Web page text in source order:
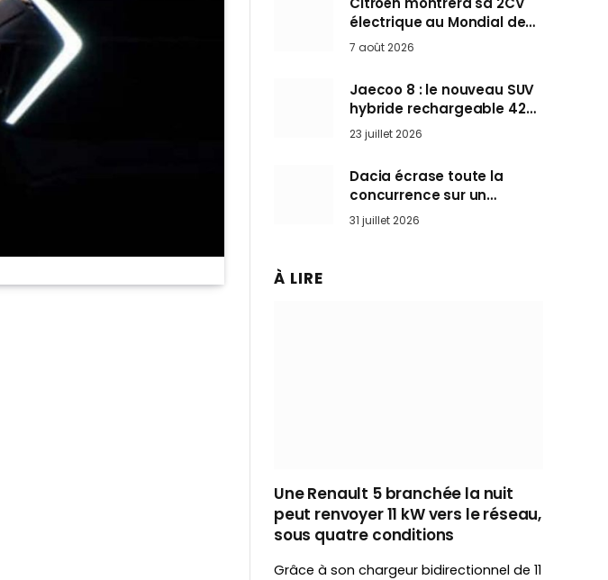
électrique au Mondial de
Paris pendant que BMW et
7 août 2026
Jaecoo 8 : le nouveau SUV
hybride rechargeable 428
ch qui vise l’Audi Q7 arrive
en Europe cet automne
23 juillet 2026
Dacia écrase toute la
concurrence sur un
marché où personne ne
l’attendait
31 juillet 2026
À LIRE
Une Renault 5 branchée la nuit
peut renvoyer 11 kW vers le réseau,
sous quatre conditions
Grâce à son chargeur bidirectionnel de 11